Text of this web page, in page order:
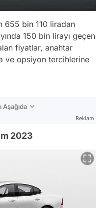
655 bin 110 liradan
150 bin lirayı geçen
fiyatlar, anahtar
ve opsiyon tercihlerine
Aşağıda
Reklam
2023